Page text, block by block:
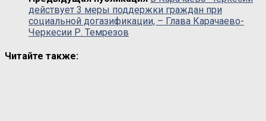
действует 3 меры поддержки граждан при
социальной догазификации, – Глава Карачаево-
Черкесии Р. Темрезов
Читайте также: